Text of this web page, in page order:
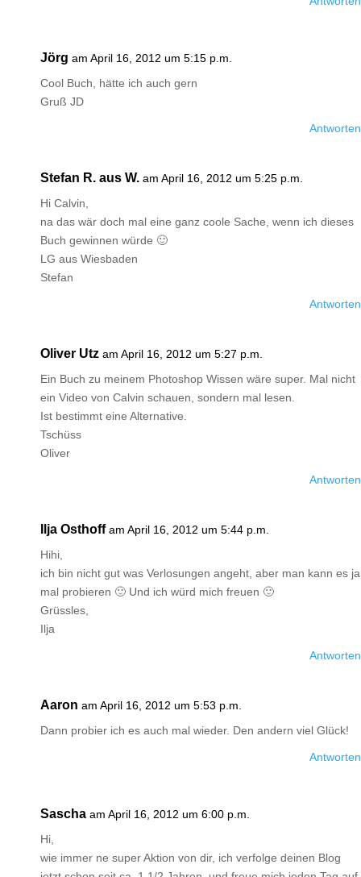
Jörg am April 16, 2012 um 5:15 p.m.
Cool Buch, hätte ich auch gern
Gruß JD
Antworten
Stefan R. aus W. am April 16, 2012 um 5:25 p.m.
Hi Calvin,
na das wär doch mal eine ganz coole Sache, wenn ich dieses
Buch gewinnen würde 🙂
LG aus Wiesbaden
Stefan
Antworten
Oliver Utz am April 16, 2012 um 5:27 p.m.
Ein Buch zu meinem Photoshop Wissen wäre super. Mal nicht
ein Video von Calvin schauen, sondern mal lesen.
Ist bestimmt eine Alternative.
Tschüss
Oliver
Antworten
Ilja Osthoff am April 16, 2012 um 5:44 p.m.
Hihi,
ich bin nicht gut was Verlosungen angeht, aber man kann es ja
mal probieren 🙂 Und ich würd mich freuen 🙂
Grüssles,
Ilja
Antworten
Aaron am April 16, 2012 um 5:53 p.m.
Dann probier ich es auch mal wieder. Den andern viel Glück!
Antworten
Sascha am April 16, 2012 um 6:00 p.m.
Hi,
wie immer ne super Aktion von dir, ich verfolge deinen Blog